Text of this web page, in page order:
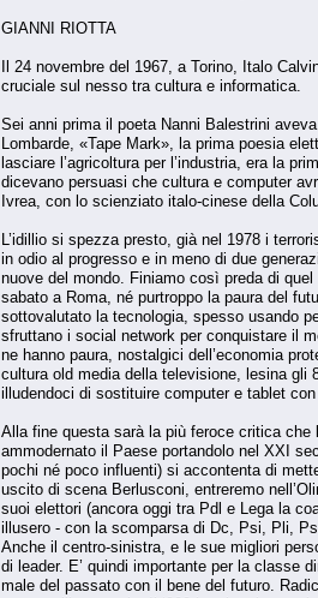
GIANNI RIOTTA
Il 24 novembre del 1967, a Torino, Italo
cruciale sul nesso tra cultura e informatica.
Sei anni prima il poeta Nanni Balestrini
Lombarde, «Tape Mark», la prima poesia
lasciare l’agricoltura per l’industria, era la
dicevano persuasi che cultura e computer
Ivrea, con lo scienziato italo-cinese della
L’idillio si spezza presto, già nel 1978 i
in odio al progresso e in meno di due
nuove del mondo. Finiamo così preda di
sabato a Roma, né purtroppo la paura del
sottovalutato la tecnologia, spesso usando
sfruttano i social network per conquistare il
ne hanno paura, nostalgici dell’economia
cultura old media della televisione, lesina gli
illudendoci di sostituire computer e tablet
Alla fine questa sarà la più feroce critica
ammodernato il Paese portandolo nel XXI
pochi né poco influenti) si accontenta di
uscito di scena Berlusconi, entreremo
suoi elettori (ancora oggi tra Pdl e Lega la
illusero - con la scomparsa di Dc, Psi, Pli,
Anche il centro-sinistra, e le sue migliori
di leader. E’ quindi importante per la classe
male del passato con il bene del futuro.